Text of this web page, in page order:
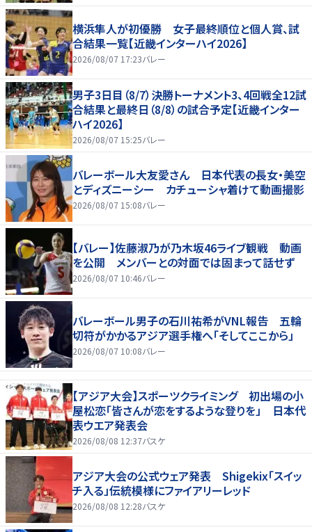
横浜隼人が初優勝 女子最終順位と個人賞、試
合結果一覧【近畿インターハイ2026】
2026/08/07 17:23バレー
男子3日目（8/7）決勝トーナメント3、4回戦全12試
合結果と最終日（8/8）の試合予定【近畿インター
ハイ2026】
2026/08/07 15:25バレー
バレーボール大友愛さん 日本代表の長女・美空
とディズニーシー カチューシャ着けて動画撮影
2026/08/07 15:08バレー
【バレー】佐藤淑乃が乃木坂46ライブ観戦 動画
を公開 メンバーとの対面では固まって話せず
2026/08/07 10:46バレー
バレーボール男子の石川祐希がVNL報告 五輪
切符がかかるアジア選手権へ「そしてここから」
2026/08/07 10:08バレー
【アジア大会】スポーツクライミング 初出場の小
屋松恋「皆さんが恋をするような登りを」 日本代
表ウエア発表会
2026/08/08 12:37バスケ
アジア大会の公式ウェア発表 Shigekix「スイッ
チ入る」伝統模様にファイアリーレッド
2026/08/08 12:28バスケ